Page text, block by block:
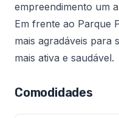
empreendimento um
Em frente ao Parque
mais agradáveis para
mais ativa e saudável.
Comodidades